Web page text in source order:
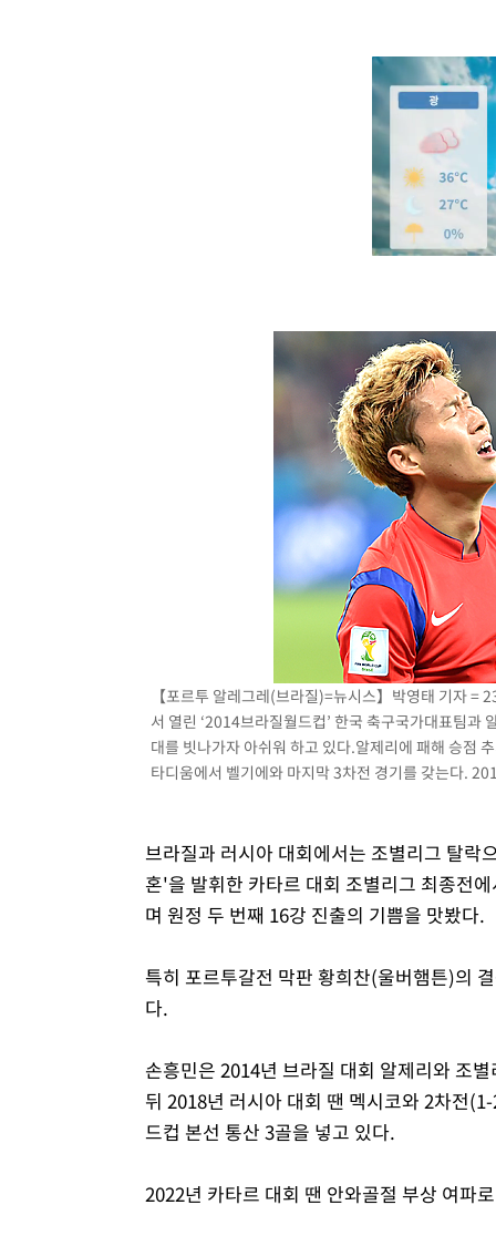
【포르투 알레그레(브라질)=뉴시스】박영태 기자 =
서 열린 ‘2014브라질월드컵’ 한국 축구국가대표팀과
대를 빗나가자 아쉬워 하고 있다.알제리에 패해 승점
타디움에서 벨기에와 마지막 3차전 경기를 갖는다.
브라질과 러시아 대회에서는 조별리그 탈락
혼'을 발휘한 카타르 대회 조별리그 최종전
며 원정 두 번째 16강 진출의 기쁨을 맛봤다.
특히 포르투갈전 막판 황희찬(울버햄튼)의
다.
손흥민은 2014년 브라질 대회 알제리와 조
뒤 2018년 러시아 대회 땐 멕시코와 2차전
드컵 본선 통산 3골을 넣고 있다.
2022년 카타르 대회 땐 안와골절 부상 여파